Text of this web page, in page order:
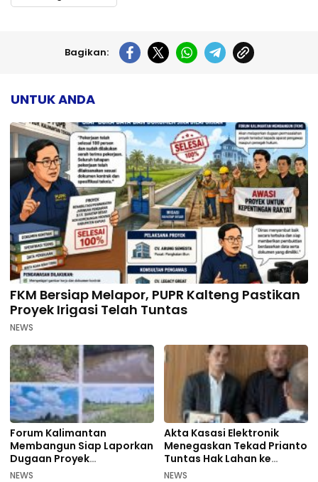
Bagikan:
UNTUK ANDA
FKM Bersiap Melapor, PUPR Kalteng Pastikan
Proyek Irigasi Telah Tuntas
NEWS
Forum Kalimantan
Membangun Siap Laporkan
Dugaan Proyek
Bermasalah PUPR Kalteng
NEWS
Akta Kasasi Elektronik
Menegaskan Tekad Prianto
Tuntas Hak Lahan ke
Mahkamah Agung
NEWS